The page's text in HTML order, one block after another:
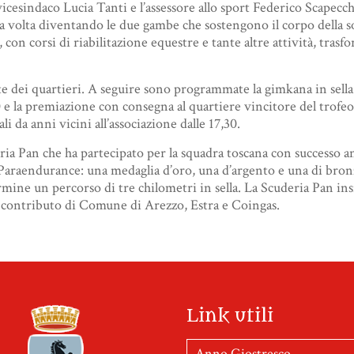
Lucia Tanti e l’assessore allo sport Federico
volta diventando le due gambe che sostengono il corpo della
corsi di riabilitazione equestre e tante altre attività,
dei quartieri. A seguire sono programmate la gimkana in
e la premiazione con consegna al quartiere vincitore del
da anni vicini all’associazione dalle 17,30.
che ha partecipato per la squadra toscana con successo
una medaglia d’oro, una d’argento e una di
un percorso di tre chilometri in sella. La Scuderia Pan
di Comune di Arezzo, Estra e Coingas.
Link utili